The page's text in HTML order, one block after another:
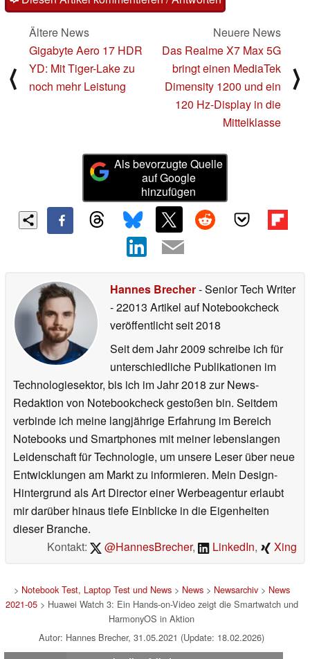
⟨
Ältere News
Gigabyte Aero 17 HDR
YD: Mit Tiger-Lake zu
noch mehr Leistung
Neuere News
Das Realme X7 Max 5G
bringt einen MediaTek
Dimensity 1200 und ein
120 Hz-Display in die
Mittelklasse
⟩
Als bevorzugte Quelle
auf Google
hinzufügen
Hannes Brecher- Senior Tech Writer
- 22013 Artikel auf Notebookcheck
veröffentlichtseit 2018
Seit dem Jahr 2009 schreibe ich für
unterschiedliche Publikationen im
Technologiesektor, bis ich im Jahr 2018 zur News-
Redaktion von Notebookcheck gestoßen bin. Seitdem
verbinde ich meine langjährige Erfahrung im Bereich
Notebooks und Smartphones mit meiner lebenslangen
Leidenschaft für Technologie, um unsere Leser über neue
Entwicklungen am Markt zu informieren. Mein Design-
Hintergrund als Art Director einer Werbeagentur erlaubt
mir darüber hinaus tiefe Einblicke in die Eigenheiten
dieser Branche.
Kontakt:
@HannesBrecher, LinkedIn, Xing
> Notebook Test, Laptop Test und News> News> Newsarchiv> News
2021-05> Huawei Watch 3: Ein Hands-on-Video zeigt die Smartwatch und
HarmonyOS in Aktion
Autor: Hannes Brecher, 31.05.2021 (Update: 18.02.2026)